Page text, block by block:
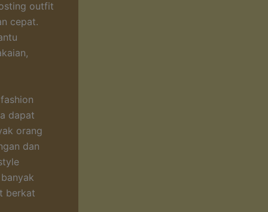
outfit
cepat.
dapat
orang
dan
berkat